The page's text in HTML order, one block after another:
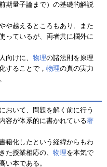
期量子論まで）の基礎的解説
や越えるところもあり、また
っているが、両者共に欄外に
向けに、 物理の諸法則を原理
することで， 物理の真の実力
おいて、問題を解く前に行う
容が体系的に書かれている著
籍化したという経緯からもわ
た授業相応の、 物理を本気で
い本である。